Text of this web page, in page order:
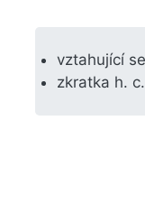
vztahující
zkratka h. c.